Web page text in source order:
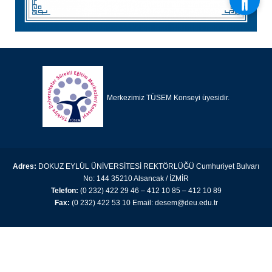
Merkezimiz TÜSEM Konseyi üyesidir.
Adres: DOKUZ EYLÜL ÜNİVERSİTESİ REKTÖRLÜĞÜ Cumhuriyet Bulvarı
No: 144 35210 Alsancak / İZMİR
Telefon: (0 232) 422 29 46 – 412 10 85 – 412 10 89
Fax: (0 232) 422 53 10 Email: desem@deu.edu.tr